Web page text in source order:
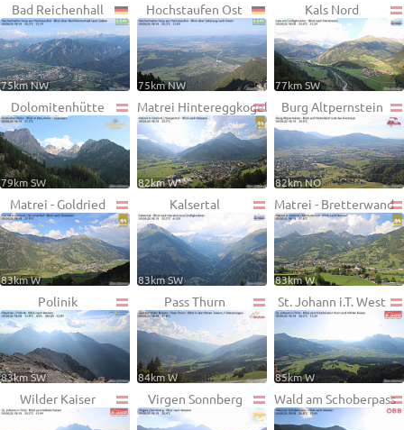
Bad Reichenhall
75km NW
Hochstaufen Ost
75km NW
Kals Nord
77km SW
Dolomitenhütte
79km SW
Matrei Hintereggkogel
82km W
Burg Altpernstein
82km NO
Matrei - Goldried
83km W
Kalsertal
83km SW
Matrei - Bretterwand
83km W
Polinik
83km SW
Pass Thurn
84km W
St. Johann i.T. West
85km W
Wilder Kaiser Virgen Sonnberg Wald am Schoberpass